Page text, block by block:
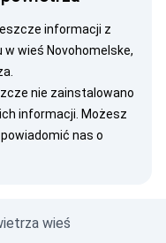
informacji z
wieś Novohomelske,
nie zainstalowano
informacji. Możesz
powiadomić nas o
wieś